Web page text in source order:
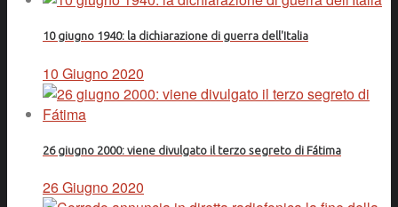
10 giugno 1940: la dichiarazione di guerra dell'Italia
10 Giugno 2020
26 giugno 2000: viene divulgato il terzo segreto di Fátima
26 Giugno 2020